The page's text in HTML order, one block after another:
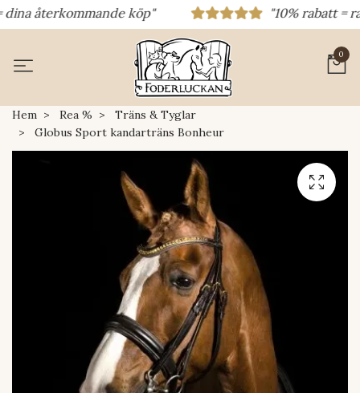
återkommande köp" "10% rabatt =
0
Hem Rea %
Träns & Tyglar
Globus Sport kandarträns Bonheur